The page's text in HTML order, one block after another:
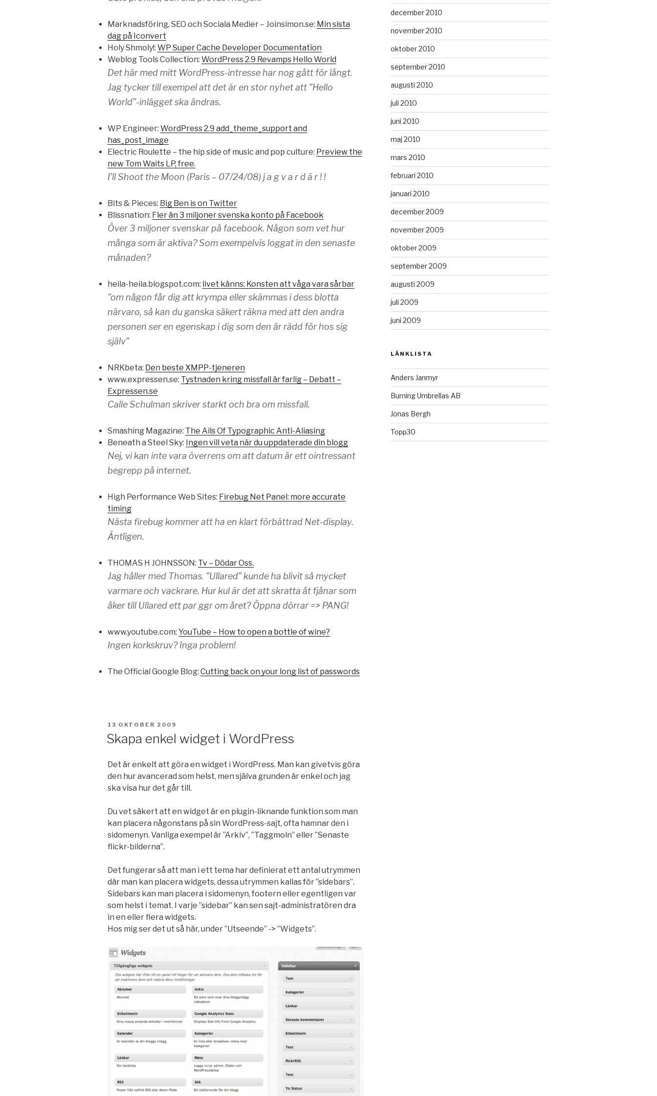
Marknadsföring, SEO och Sociala Medier – Joinsimon.se: Min sista
dag på Iconvert
Holy Shmoly!: WP Super Cache Developer Documentation
Weblog Tools Collection: WordPress 2.9 Revamps Hello World
Det här med mitt WordPress-intresse har nog gått för långt.
Jag tycker till exempel att det är en stor nyhet att ”Hello
World”-inlägget ska ändras.
WP Engineer: WordPress 2.9 add_theme_support and
has_post_image
Electric Roulette – the hip side of music and pop culture: Preview the
new Tom Waits LP, free.
I’ll Shoot the Moon (Paris – 07/24/08) j a g v a r d ä r ! !
Bits & Pieces: Big Ben is on Twitter
Blissnation: Fler än 3 miljoner svenska konto på Facebook
Över 3 miljoner svenskar på facebook. Någon som vet hur
många som är aktiva? Som exempelvis loggat in den senaste
månaden?
heila-heila.blogspot.com: livet känns: Konsten att våga vara sårbar
”om någon får dig att krympa eller skämmas i dess blotta
närvaro, så kan du ganska säkert räkna med att den andra
personen ser en egenskap i dig som den är rädd för hos sig
själv”
NRKbeta: Den beste XMPP-tjeneren
www.expressen.se: Tystnaden kring missfall är farlig – Debatt –
Expressen.se
Calle Schulman skriver starkt och bra om missfall.
Smashing Magazine: The Ails Of Typographic Anti-Aliasing
Beneath a Steel Sky: Ingen vill veta när du uppdaterade din blogg
Nej, vi kan inte vara överrens om att datum är ett ointressant
begrepp på internet.
High Performance Web Sites: Firebug Net Panel: more accurate
timing
Nästa firebug kommer att ha en klart förbättrad Net-display.
Äntligen.
THOMAS H JOHNSSON: Tv – Dödar Oss.
Jag håller med Thomas. ”Ullared” kunde ha blivit så mycket
varmare och vackrare. Hur kul är det att skratta åt fjånar som
åker till Ullared ett par ggr om året? Öppna dörrar => PANG!
www.youtube.com: YouTube – How to open a bottle of wine?
Ingen korkskruv? Inga problem!
The Official Google Blog: Cutting back on your long list of passwords
PUBLICERAT
13 OKTOBER 2009
Skapa enkel widget i WordPress
Det är enkelt att göra en widget i WordPress. Man kan givetvis göra
den hur avancerad som helst, men själva grunden är enkel och jag
ska visa hur det går till.
Du vet säkert att en widget är en plugin-liknande funktion som man
kan placera någonstans på sin WordPress-sajt, ofta hamnar den i
sidomenyn. Vanliga exempel är ”Arkiv”, ”Taggmoln” eller ”Senaste
flickr-bilderna”.
Det fungerar så att man i ett tema har definierat ett antal utrymmen
där man kan placera widgets, dessa utrymmen kallas för ”sidebars”.
Sidebars kan man placera i sidomenyn, footern eller egentligen var
som helst i temat. I varje ”sidebar” kan sen sajt-administratören dra
in en eller flera widgets.
Hos mig ser det ut så här, under ”Utseende” -> ”Widgets”.
december 2010
november 2010
oktober 2010
september 2010
augusti 2010
juli 2010
juni 2010
maj 2010
mars 2010
februari 2010
januari 2010
december 2009
november 2009
oktober 2009
september 2009
augusti 2009
juli 2009
juni 2009
LÄNKLISTA
Anders Janmyr
Burning Umbrellas AB
Jonas Bergh
Topp30